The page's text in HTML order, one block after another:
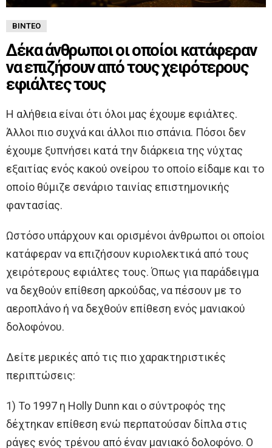
ΒΊΝΤΕΟ
Δέκα άνθρωποι οι οποίοι κατάφεραν
να επιζήσουν από τους χειρότερους
εφιάλτες τους
Η αλήθεια είναι ότι όλοι μας έχουμε εφιάλτες.
Άλλοι πιο συχνά και άλλοι πιο σπάνια. Πόσοι δεν
έχουμε ξυπνήσει κατά την διάρκεια της νύχτας
εξαιτίας ενός κακού ονείρου το οποίο είδαμε και το
οποίο θύμιζε σενάριο ταινίας επιστημονικής
φαντασίας.
Ωστόσο υπάρχουν και ορισμένοι άνθρωποι οι οποίοι
κατάφεραν να επιζήσουν κυριολεκτικά από τους
χειρότερους εφιάλτες τους. Όπως για παράδειγμα
να δεχθούν επίθεση αρκούδας, να πέσουν με το
αεροπλάνο ή να δεχθούν επίθεση ενός μανιακού
δολοφόνου.
Δείτε μερικές από τις πιο χαρακτηριστικές
περιπτώσεις:
1) Το 1997 η Holly Dunn και ο σύντροφός της
δέχτηκαν επίθεση ενώ περπατούσαν δίπλα στις
ράγες ενός τρένου από έναν μανιακό δολοφόνο. Ο